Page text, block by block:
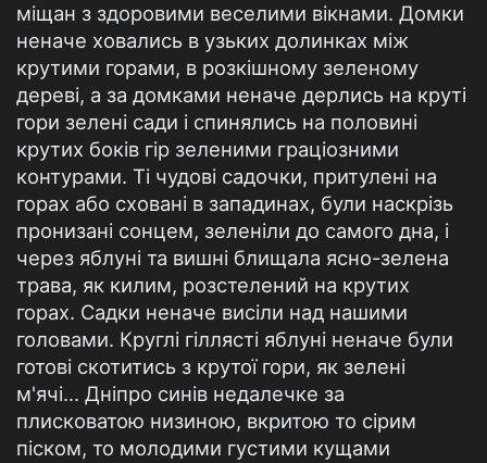
міщан з здоровими веселими вікнами. Домки
неначе ховались в узьких долинках між
крутими горами, в розкішному зеленому
дереві, а за домками неначе дерлись на круті
гори зелені сади і спинялись на половині
крутих боків гір зеленими граціозними
контурами. Ті чудові садочки, притулені на
горах або сховані в западинах, були наскрізь
пронизані сонцем, зеленіли до самого дна, і
через яблуні та вишні блищала ясно-зелена
трава, як килим, розстелений на крутих
горах. Садки неначе висіли над нашими
головами. Круглі гіллясті яблуні неначе були
готові скотитись з крутої гори, як зелені
м'ячі... Дніпро синів недалечке за
плисковатою низиною, вкритою то сірим
піском, то молодими густими кущами